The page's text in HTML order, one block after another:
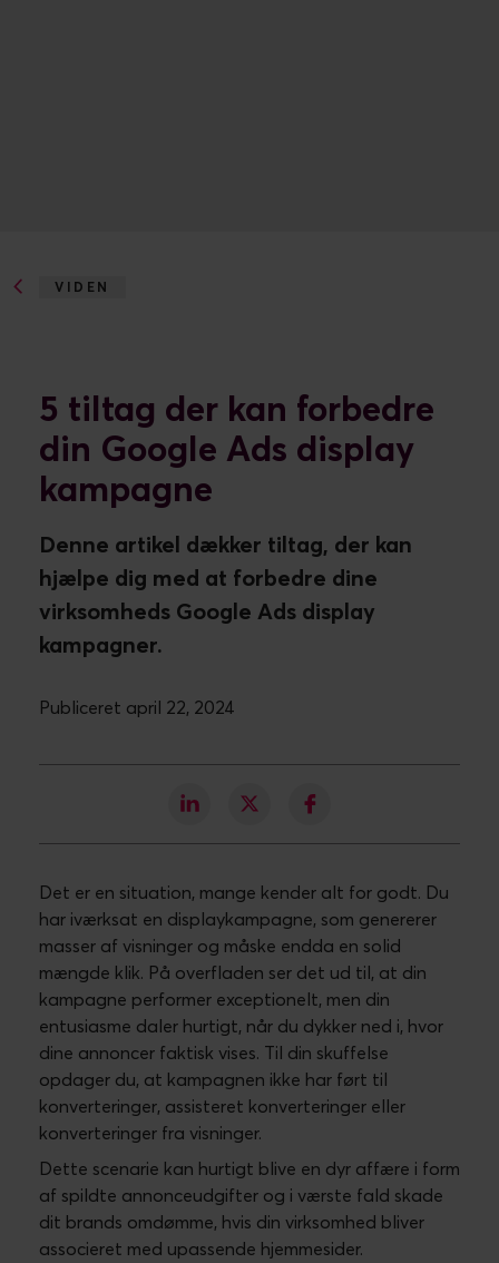
VIDEN
5 tiltag der kan forbedre
din Google Ads display
kampagne
Denne artikel dækker tiltag, der kan
hjælpe dig med at forbedre dine
virksomheds Google Ads display
kampagner.
Publiceret april 22, 2024
Det er en situation, mange kender alt for godt. Du
har iværksat en displaykampagne, som genererer
masser af visninger og måske endda en solid
mængde klik. På overfladen ser det ud til, at din
kampagne performer exceptionelt, men din
entusiasme daler hurtigt, når du dykker ned i, hvor
dine annoncer faktisk vises. Til din skuffelse
opdager du, at kampagnen ikke har ført til
konverteringer, assisteret konverteringer eller
konverteringer fra visninger.
Dette scenarie kan hurtigt blive en dyr affære i form
af spildte annonceudgifter og i værste fald skade
dit brands omdømme, hvis din virksomhed bliver
associeret med upassende hjemmesider.